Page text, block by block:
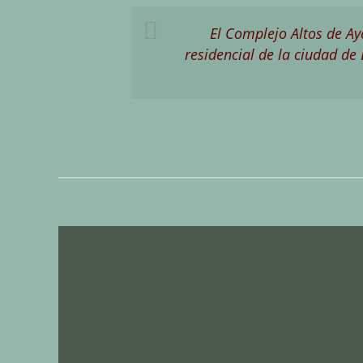
El Complejo Altos de
residencial de la ciudad de